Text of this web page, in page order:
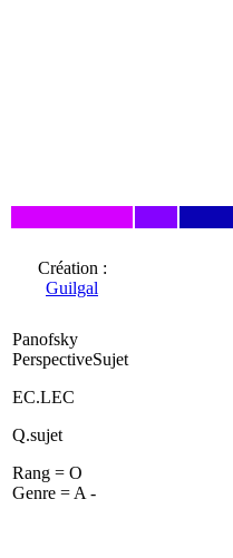
Création :
Guilgal
Panofsky
PerspectiveSujet
EC.LEC
Q.sujet
Rang = O
Genre = A -